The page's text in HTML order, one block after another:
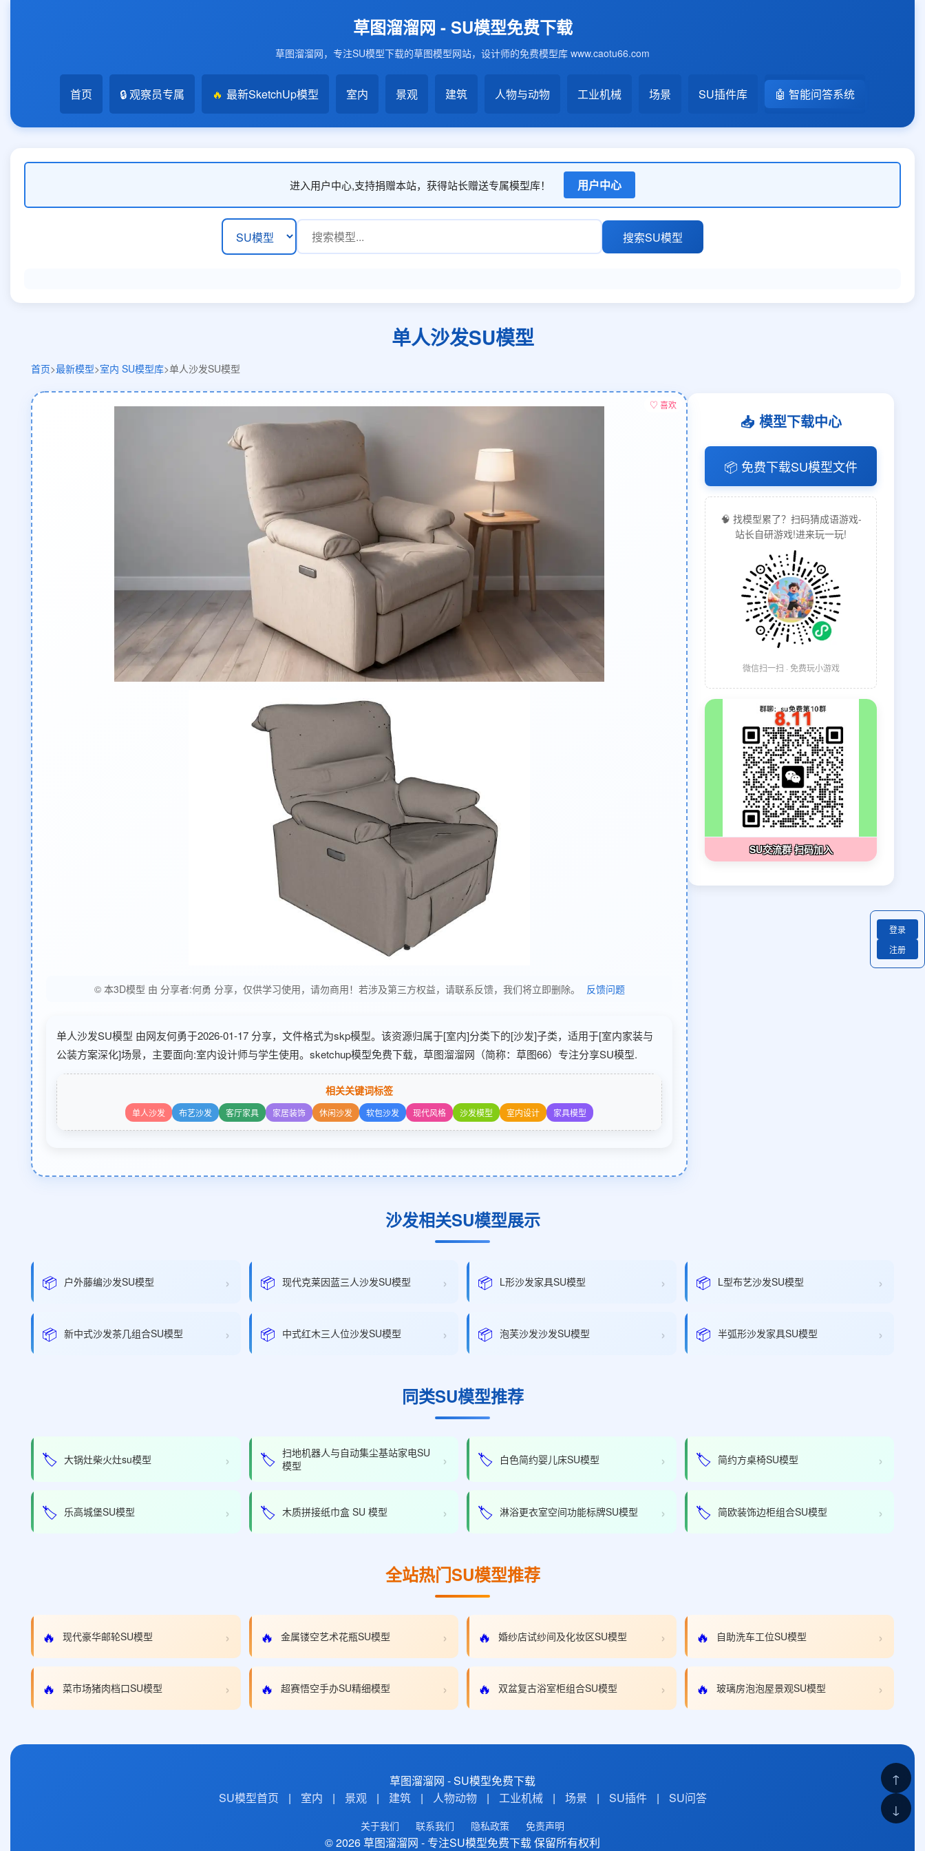
草图溜溜网 - SU模型免费下载
草图溜溜网，专注SU模型下载的草图模型网站，设计师的免费模型库 www.caotu66.com
首页 🔒 观察员专属 🔥 最新SketchUp模型 室内 景观 建筑 人物与动物 工业机械 场景 SU插件库 🤖 智能问答系统
进入用户中心,支持捐赠本站，获得站长赠送专属模型库！ 用户中心
搜索SU模型
单人沙发SU模型
首页>最新模型>室内 SU模型库>单人沙发SU模型
♡ 喜欢
© 本3D模型 由 分享者:何勇 分享，仅供学习使用，请勿商用！若涉及第三方权益，请联系反馈，我们将立即删除。 反馈问题
单人沙发SU模型 由网友何勇于2026-01-17 分享，文件格式为skp模型。该资源归属于[室内]分类下的[沙发]子类，适用于[室内家装与
公装方案深化]场景，主要面向:室内设计师与学生使用。sketchup模型免费下载，草图溜溜网（简称：草图66）专注分享SU模型.
相关关键词标签
单人沙发 布艺沙发 客厅家具 家居装饰 休闲沙发 软包沙发 现代风格 沙发模型 室内设计 家具模型
📥 模型下载中心
📦 免费下载SU模型文件
🧠 找模型累了？扫码猜成语游戏-
站长自研游戏!进来玩一玩!
微信扫一扫 · 免费玩小游戏
SU交流群 扫码加入
沙发相关SU模型展示
📦 户外藤编沙发SU模型 › 📦 现代克莱因蓝三人沙发SU模型 › 📦 L形沙发家具SU模型 › 📦 L型布艺沙发SU模型 ›
📦 新中式沙发茶几组合SU模型 › 📦 中式红木三人位沙发SU模型 › 📦 泡芙沙发沙发SU模型 › 📦 半弧形沙发家具SU模型 ›
同类SU模型推荐
🏷️ 大锅灶柴火灶su模型 › 🏷️ 扫地机器人与自动集尘基站家电SU
模型
› 🏷️ 白色简约婴儿床SU模型 › 🏷️ 简约方桌椅SU模型 ›
🏷️ 乐高城堡SU模型 › 🏷️ 木质拼接纸巾盒 SU 模型 › 🏷️ 淋浴更衣室空间功能标牌SU模型 › 🏷️ 简欧装饰边柜组合SU模型 ›
全站热门SU模型推荐
🔥 现代豪华邮轮SU模型 › 🔥 金属镂空艺术花瓶SU模型 › 🔥 婚纱店试纱间及化妆区SU模型 › 🔥 自助洗车工位SU模型 ›
🔥 菜市场猪肉档口SU模型 › 🔥 超赛悟空手办SU精细模型 › 🔥 双盆复古浴室柜组合SU模型 › 🔥 玻璃房泡泡屋景观SU模型 ›
草图溜溜网 - SU模型免费下载
SU模型首页
| 室内 | 景观 | 建筑 | 人物动物 | 工业机械 | 场景 | SU插件 | SU问答
关于我们 联系我们 隐私政策 免责声明
© 2026 草图溜溜网 - 专注SU模型免费下载 保留所有权利
↑
↓
登录
注册